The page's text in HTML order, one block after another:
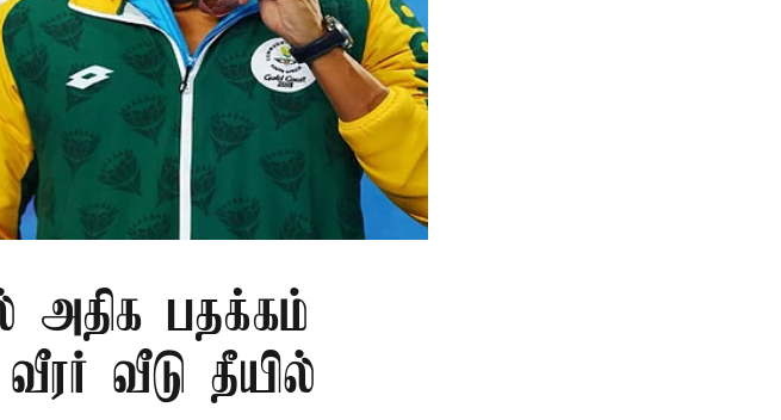
அதிக பதக்கம்
வீடு தீயில்